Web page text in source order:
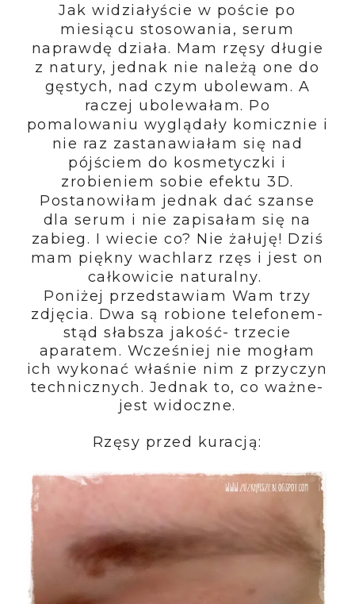
Jak widziałyście w poście po
miesiącu stosowania, serum
naprawdę działa. Mam rzęsy długie
z natury, jednak nie należą one do
gęstych, nad czym ubolewam. A
raczej ubolewałam. Po
pomalowaniu wyglądały komicznie i
nie raz zastanawiałam się nad
pójściem do kosmetyczki i
zrobieniem sobie efektu 3D.
Postanowiłam jednak dać szanse
dla serum i nie zapisałam się na
zabieg. I wiecie co? Nie żałuję! Dziś
mam piękny wachlarz rzęs i jest on
całkowicie naturalny.
Poniżej przedstawiam Wam trzy
zdjęcia. Dwa są robione telefonem-
stąd słabsza jakość- trzecie
aparatem. Wcześniej nie mogłam
ich wykonać właśnie nim z przyczyn
technicznych. Jednak to, co ważne-
jest widoczne.
Rzęsy przed kuracją: